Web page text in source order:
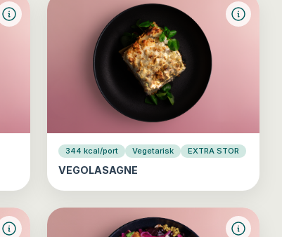
344 kcal/port Vegetarisk EXTRA STOR
VEGOLASAGNE